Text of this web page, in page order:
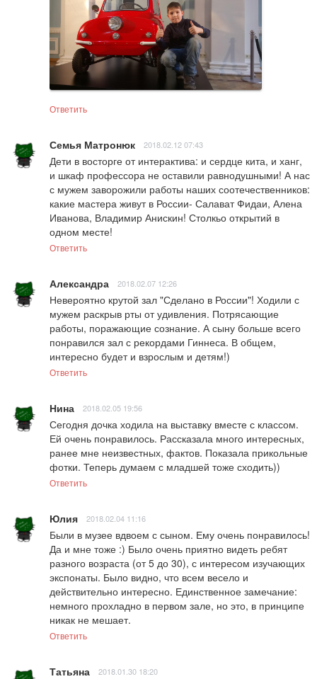
Ответить
Семья Матронюк 2018.02.12 07:43
Дети в восторге от интерактива: и сердце кита, и ханг,
и шкаф профессора не оставили равнодушными! А нас
с мужем заворожили работы наших соотечественников:
какие мастера живут в России- Салават Фидаи, Алена
Иванова, Владимир Анискин! Столкьо открытий в
одном месте!
Ответить
Александра 2018.02.07 12:26
Невероятно крутой зал "Сделано в России"! Ходили с
мужем раскрыв рты от удивления. Потрясающие
работы, поражающие сознание. А сыну больше всего
понравился зал с рекордами Гиннеса. В общем,
интересно будет и взрослым и детям!)
Ответить
Нина 2018.02.05 19:56
Сегодня дочка ходила на выставку вместе с классом.
Ей очень понравилось. Рассказала много интересных,
ранее мне неизвестных, фактов. Показала прикольные
фотки. Теперь думаем с младшей тоже сходить))
Ответить
Юлия 2018.02.04 11:16
Были в музее вдвоем с сыном. Ему очень понравилось!
Да и мне тоже :) Было очень приятно видеть ребят
разного возраста (от 5 до 30), с интересом изучающих
экспонаты. Было видно, что всем весело и
действительно интересно. Единственное замечание:
немного прохладно в первом зале, но это, в принципе
никак не мешает.
Ответить
Татьяна 2018.01.30 18:20